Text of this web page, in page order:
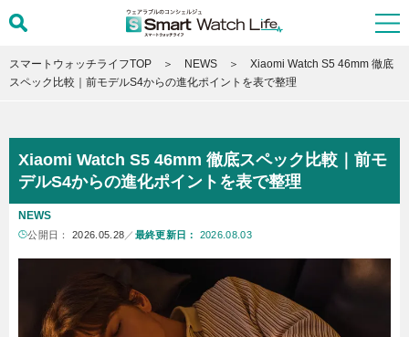
スマートウォッチライフTOP NEWS
Xiaomi Watch S5 46mm 徹底
スペック比較｜前モデルS4からの進化ポイントを表で整理
Xiaomi Watch S5 46mm 徹底スペック比較｜前モ
デルS4からの進化ポイントを表で整理
NEWS
公開日： 2026.05.28 ／ 最終更新日： 2026.08.03